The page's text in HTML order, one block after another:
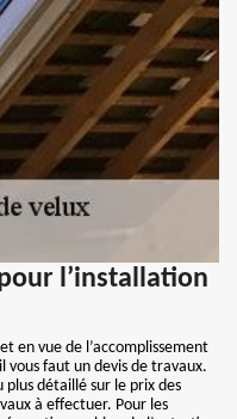
l’installation
en vue de l’accomplissement
vous faut un devis de travaux.
plus détaillé sur le prix des
à effectuer. Pour les